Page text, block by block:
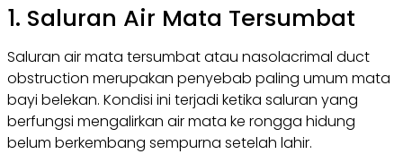
1. Saluran Air Mata Tersumbat
Saluran air mata tersumbat atau nasolacrimal duct
obstruction merupakan penyebab paling umum mata
bayi belekan. Kondisi ini terjadi ketika saluran yang
berfungsi mengalirkan air mata ke rongga hidung
belum berkembang sempurna setelah lahir.